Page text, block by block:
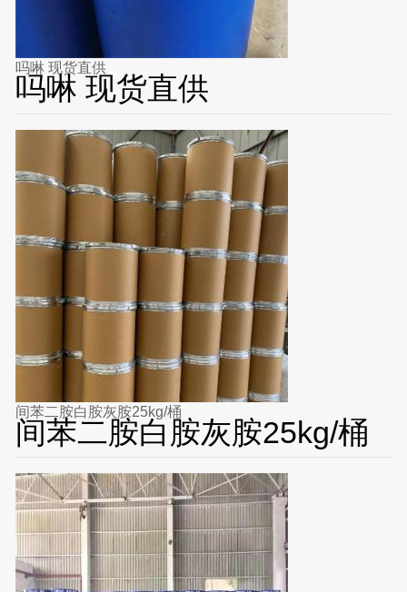
吗啉 现货直供
吗啉 现货直供
间苯二胺白胺灰胺25kg/桶
间苯二胺白胺灰胺25kg/桶